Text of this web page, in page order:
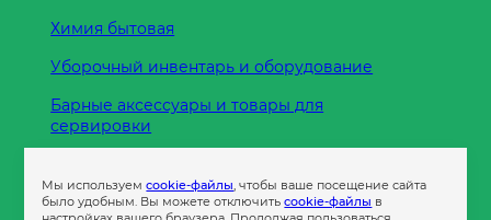
Химия бытовая
Уборочный инвентарь и оборудование
Барные аксессуары и товары для
сервировки
Пленка
Мы используемcookie-файлы, чтобы ваше посещение сайта
было удобным. Вы можете отключитьcookie-файлы в